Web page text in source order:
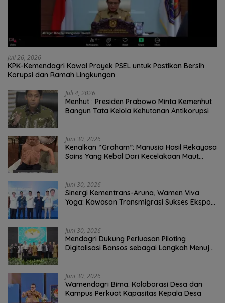
Juli 26, 2026
KPK-Kemendagri Kawal Proyek PSEL untuk Pastikan Bersih
Korupsi dan Ramah Lingkungan
Juli 4, 2026
Menhut : Presiden Prabowo Minta Kemenhut
Bangun Tata Kelola Kehutanan Antikorupsi
Juni 30, 2026
Kenalkan “Graham”: Manusia Hasil Rekayasa
Sains Yang Kebal Dari Kecelakaan Maut
Juni 30, 2026
Sinergi Kementrans-Aruna, Wamen Viva
Yoga: Kawasan Transmigrasi Sukses Ekspor
Juni 30, 2026
Mendagri Dukung Perluasan Piloting
Digitalisasi Bansos sebagai Langkah Menuju
Juni 30, 2026
Wamendagri Bima: Kolaborasi Desa dan
Kampus Perkuat Kapasitas Kepala Desa